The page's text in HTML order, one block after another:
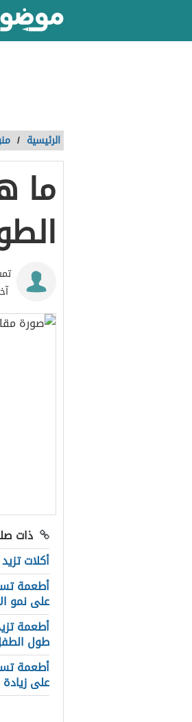
الرئيسية /
ما
ذات
أكلات
أطعمة
على نمو
أطعمة
طول
أطعمة
على